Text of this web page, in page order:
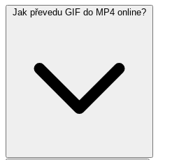
Jak převedu GIF do MP4 online?